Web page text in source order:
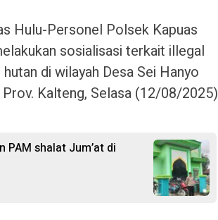
Hulu-Personel Polsek Kapuas
sosialisasi terkait illegal
di wilayah Desa Sei Hanyo
Kalteng, Selasa (12/08/2025)
PAM shalat Jum’at di